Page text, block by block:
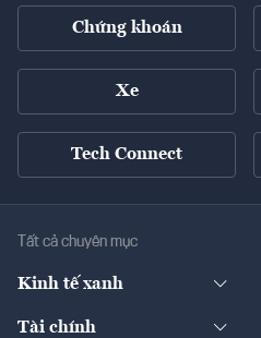
Chứng khoán
Xe
Tech Connect
Tất cả chuyên mục
Kinh tế xanh
Tài chính